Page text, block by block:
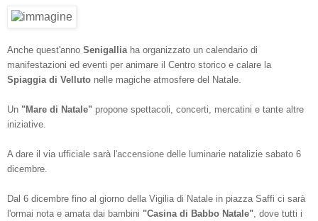
Anche quest'anno Senigalliaha organizzato un calendario di
manifestazioni ed eventi per animare il Centro storico e calare la
Spiaggia di Velluto nelle magiche atmosfere del Natale.
Un "Mare di Natale" propone spettacoli, concerti, mercatini e tante altre
iniziative.
A dare il via ufficiale sarà l'accensione delle luminarie natalizie sabato 6
dicembre.
Dal 6 dicembre fino al giorno della Vigilia di Natale in piazza Saffi ci sarà
l'ormai nota e amata dai bambini "Casina di Babbo Natale", dove tutti i